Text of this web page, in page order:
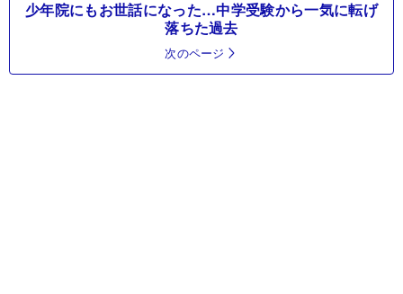
少年院にもお世話になった…中学受験から一気に転げ
落ちた過去
次のページ